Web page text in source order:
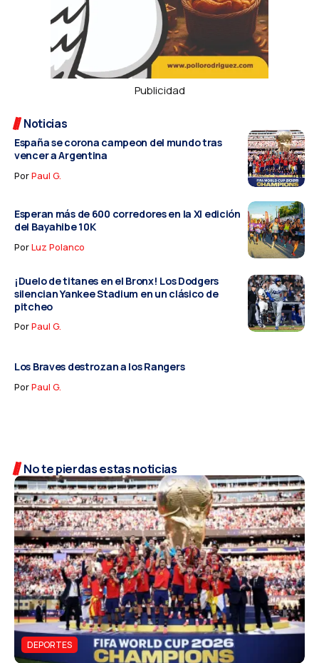
Publicidad
Noticias
España se corona campeon del mundo tras
vencer a Argentina
PorPaul G.
Esperan más de 600 corredores en la XI edición
del Bayahibe 10K
PorLuz Polanco
¡Duelo de titanes en el Bronx! Los Dodgers
silencian Yankee Stadium en un clásico de
pitcheo
PorPaul G.
Los Braves destrozan a los Rangers
PorPaul G.
No te pierdas estas noticias
DEPORTES